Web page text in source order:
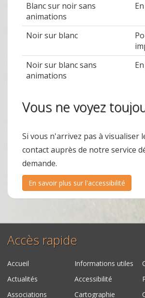
Blanc sur noir sans
animations
Noir sur blanc
Noir sur blanc sans
animations
Vous ne voyez
Si vous n'arrivez pas à visualiser
contact auprès de notre service
demande.
En savoir plus sur l'accessibilité
Accès rapide
Accueil Informations utiles
Actualités
Accessibilité
Associations
Cartographie